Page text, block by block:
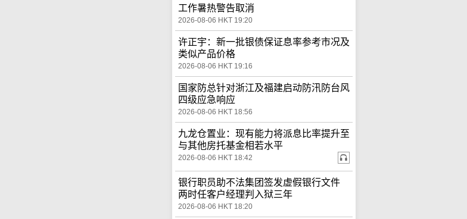
工作暑热警告取消
2026-08-06 HKT 19:20
许正宇：新一批银债保证息率参考市况及
类似产品价格
2026-08-06 HKT 19:16
国家防总针对浙江及福建启动防汛防台风
四级应急响应
2026-08-06 HKT 18:56
九龙仓置业：现有能力将派息比率提升至
与其他房托基金相若水平
2026-08-06 HKT 18:42
银行职员助不法集团签发虚假银行文件
两时任客户经理判入狱三年
2026-08-06 HKT 18:20